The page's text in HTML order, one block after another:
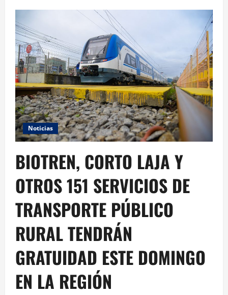
Noticias
BIOTREN, CORTO LAJA Y
OTROS 151 SERVICIOS DE
TRANSPORTE PÚBLICO
RURAL TENDRÁN
GRATUIDAD ESTE DOMINGO
EN LA REGIÓN